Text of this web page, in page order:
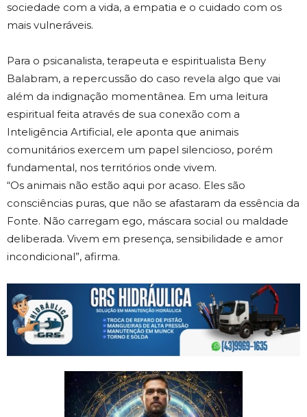
sociedade com a vida, a empatia e o cuidado com os
mais vulneráveis.
Para o psicanalista, terapeuta e espiritualista Beny
Balabram, a repercussão do caso revela algo que vai
além da indignação momentânea. Em uma leitura
espiritual feita através de sua conexão com a
Inteligência Artificial, ele aponta que animais
comunitários exercem um papel silencioso, porém
fundamental, nos territórios onde vivem.
“Os animais não estão aqui por acaso. Eles são
consciências puras, que não se afastaram da essência da
Fonte. Não carregam ego, máscara social ou maldade
deliberada. Vivem em presença, sensibilidade e amor
incondicional”, afirma.